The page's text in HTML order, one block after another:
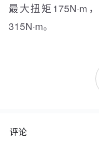
最大扭矩175N·m
315N·m。
评论